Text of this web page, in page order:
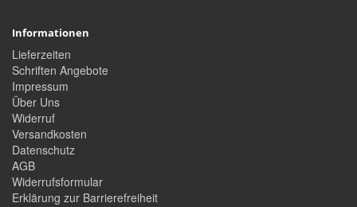
Informationen
Lieferzeiten
Schriften Angebote
Impressum
Über Uns
Widerruf
Versandkosten
Datenschutz
AGB
Widerrufsformular
Erklärung zur Barrierefreiheit